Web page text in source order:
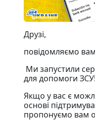
Друзі,
повідомляємо
Ми запустили
для допомоги ЗСУ!
Якщо у вас є
основі
пропонуємо вам